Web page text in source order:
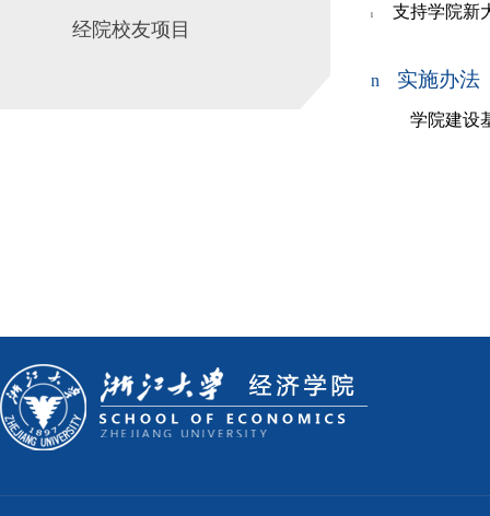
经院校友项目
l 支持学院新
n 实施办法
学院建设